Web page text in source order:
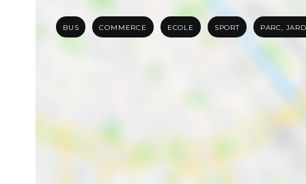
BUS COMMERCE ECOLE SPORT PARC,